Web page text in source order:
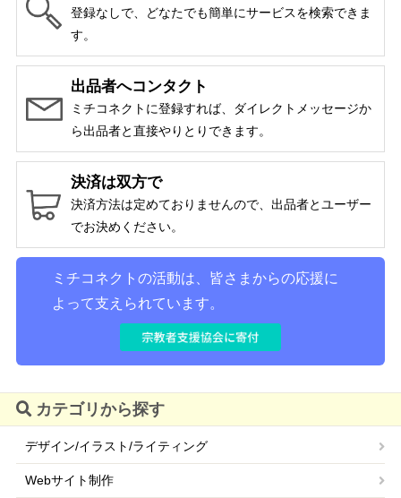
登録なしで、どなたでも簡単にサービスを検索できま
す。
出品者へコンタクト
ミチコネクトに登録すれば、ダイレクトメッセージか
ら出品者と直接やりとりできます。
決済は双方で
決済方法は定めておりませんので、出品者とユーザー
でお決めください。
ミチコネクトの活動は、皆さまからの応援に
よって支えられています。
カテゴリから探す
デザイン/イラスト/ライティング
Webサイト制作